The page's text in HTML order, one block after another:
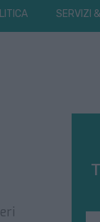
SERVIZI